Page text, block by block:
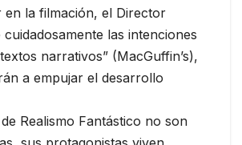
en la filmación, el Director
cuidadosamente las intenciones
narrativos” (MacGuffin’s),
a empujar el desarrollo
Realismo Fantástico no son